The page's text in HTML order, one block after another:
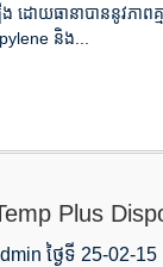
ង ដោយធានាបាននូវភាព
និង...
Plus
ថ្ងៃទី 25-02-15